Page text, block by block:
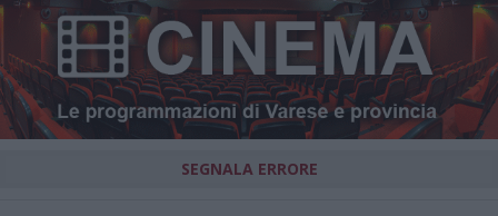
SEGNALA ERRORE